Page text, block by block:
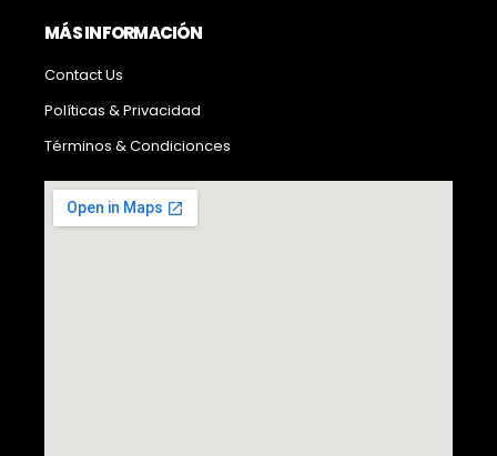
MÁS INFORMACIÓN
Contact Us
Políticas & Privacidad
Términos & Condicionces